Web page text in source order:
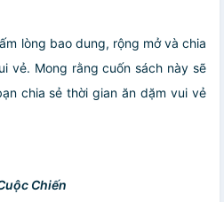
lòng bao dung, rộng mở và chia
vẻ. Mong rằng cuốn sách này sẽ
chia sẻ thời gian ăn dặm vui vẻ
Chiến